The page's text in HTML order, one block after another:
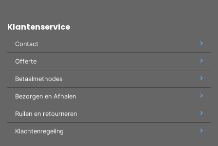
Klantenservice
Contact
Offerte
Betaalmethodes
Bezorgen en Afhalen
Ruilen en retourneren
Klachtenregeling